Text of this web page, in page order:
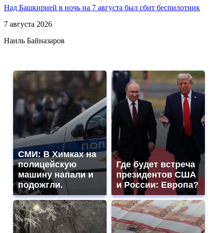
Над Башкирией в ночь на 7 августа был сбит беспилотник
7 августа 2026
Наиль Байназаров
СМИ: В Химках на
полицейскую
машину напали и
подожгли.
Где будет встреча
президентов США
и России: Европа?